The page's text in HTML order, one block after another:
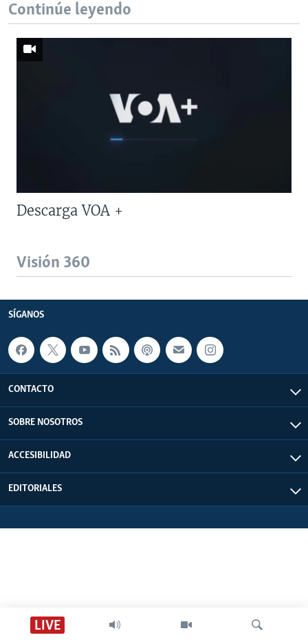
LIVE
Continúe leyendo
Descarga VOA +
Visión 360
SÍGANOS
CONTACTO
SOBRE NOSOTROS
ACCESIBILIDAD
EDITORIALES